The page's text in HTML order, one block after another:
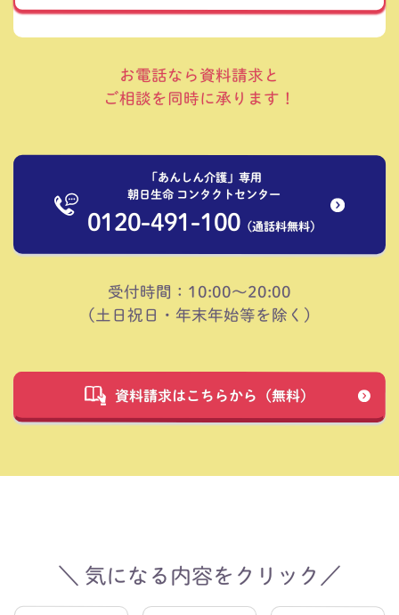
お電話なら資料請求と
ご相談を同時に承ります！
「あんしん介護」専用
朝日生命 コンタクトセンター
0120-491-100（通話料無料）
受付時間：10:00～20:00
（土日祝日・年末年始等を除く）
資料請求はこちらから（無料）
＼ 気になる内容をクリック／